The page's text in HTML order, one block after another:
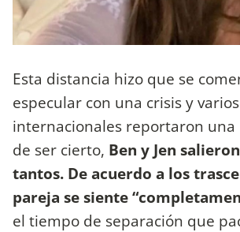
Esta distancia hizo que se
especular con una crisis y
internacionales reportaron
de ser cierto, Ben y Jen
tantos. De acuerdo a los
pareja se siente
el tiempo de separación que